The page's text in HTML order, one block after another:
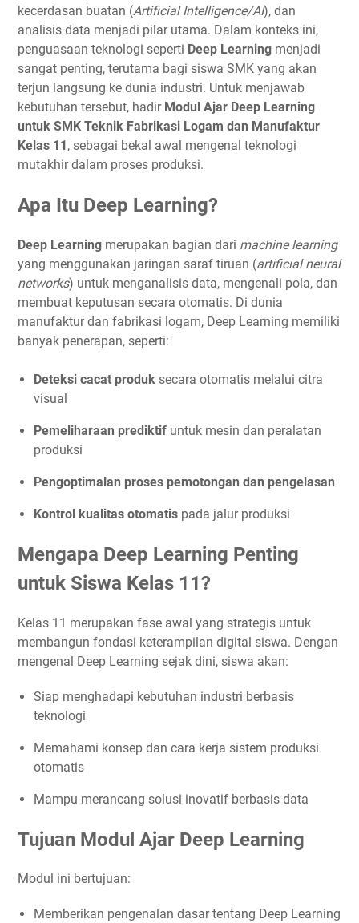
kecerdasan buatan (Artificial Intelligence/AI), dan
analisis data menjadi pilar utama. Dalam konteks ini,
penguasaan teknologi seperti Deep Learning menjadi
sangat penting, terutama bagi siswa SMK yang akan
terjun langsung ke dunia industri. Untuk menjawab
kebutuhan tersebut, hadir Modul Ajar Deep Learning
untuk SMK Teknik Fabrikasi Logam dan Manufaktur
Kelas 11, sebagai bekal awal mengenal teknologi
mutakhir dalam proses produksi.
Apa Itu Deep Learning?
Deep Learning merupakan bagian dari machine learning
yang menggunakan jaringan saraf tiruan (artificial neural
networks) untuk menganalisis data, mengenali pola, dan
membuat keputusan secara otomatis. Di dunia
manufaktur dan fabrikasi logam, Deep Learning memiliki
banyak penerapan, seperti:
Deteksi cacat produk secara otomatis melalui citra
visual
Pemeliharaan prediktif untuk mesin dan peralatan
produksi
Pengoptimalan proses pemotongan dan pengelasan
Kontrol kualitas otomatis pada jalur produksi
Mengapa Deep Learning Penting
untuk Siswa Kelas 11?
Kelas 11 merupakan fase awal yang strategis untuk
membangun fondasi keterampilan digital siswa. Dengan
mengenal Deep Learning sejak dini, siswa akan:
Siap menghadapi kebutuhan industri berbasis
teknologi
Memahami konsep dan cara kerja sistem produksi
otomatis
Mampu merancang solusi inovatif berbasis data
Tujuan Modul Ajar Deep Learning
Modul ini bertujuan:
Memberikan pengenalan dasar tentang Deep Learning